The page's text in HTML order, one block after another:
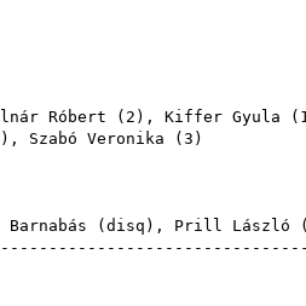
Róbert ( 2 ), Kiffer Gyula (
), Szabó Veronika ( 3
( disq ), Prill László (